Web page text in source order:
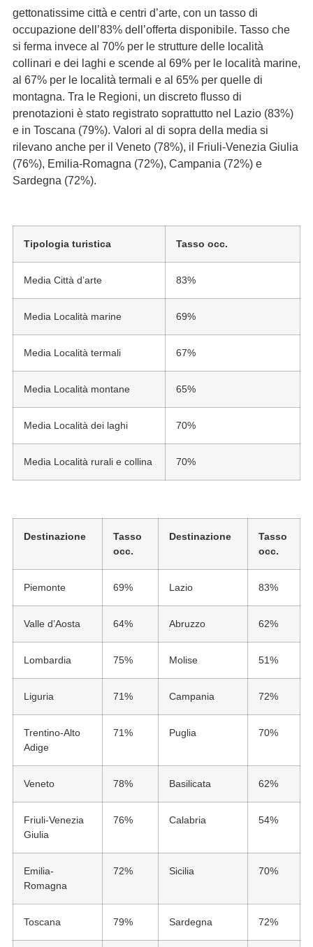
gettonatissime città e centri d’arte, con un tasso di
occupazione dell’83% dell’offerta disponibile. Tasso che
si ferma invece al 70% per le strutture delle località
collinari e dei laghi e scende al 69% per le località marine,
al 67% per le località termali e al 65% per quelle di
montagna. Tra le Regioni, un discreto flusso di
prenotazioni è stato registrato soprattutto nel Lazio (83%)
e in Toscana (79%). Valori al di sopra della media si
rilevano anche per il Veneto (78%), il Friuli-Venezia Giulia
(76%), Emilia-Romagna (72%), Campania (72%) e
Sardegna (72%).
Tipologia turistica Tasso occ.
Media Città d’arte 83%
Media Località marine 69%
Media Località termali 67%
Media Località montane 65%
Media Località dei laghi 70%
Media Località rurali e collina 70%
Destinazione
Tasso
occ.
Destinazione
Tasso
occ.
Piemonte 69% Lazio 83%
Valle d’Aosta 64% Abruzzo 62%
Lombardia 75% Molise 51%
Liguria 71% Campania 72%
Trentino-Alto
Adige
71% Puglia 70%
Veneto 78% Basilicata 62%
Friuli-Venezia
Giulia
76% Calabria 54%
Emilia-
Romagna
72% Sicilia 70%
Toscana 79% Sardegna 72%